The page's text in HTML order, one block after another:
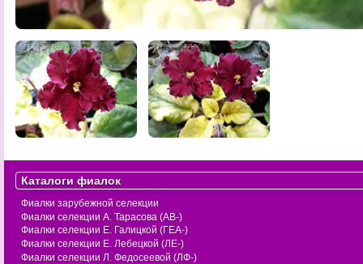
Каталоги фиалок
Фиалки зарубежной селекции
Фиалки селекции А. Тарасова (АВ-)
Фиалки селекции Е. Галицкой (ГЕА-)
Фиалки селекции Е. Лебецкой (ЛЕ-)
Фиалки селекции Л. Федосеевой (ЛФ-)